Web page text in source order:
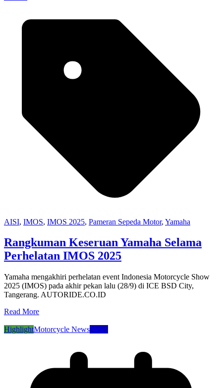
AISI, IMOS, IMOS 2025, Pameran Sepeda Motor, Yamaha
Rangkuman Keseruan Yamaha Selama
Perhelatan IMOS 2025
Yamaha mengakhiri perhelatan event Indonesia Motorcycle Show
2025 (IMOS) pada akhir pekan lalu (28/9) di ICE BSD City,
Tangerang. AUTORIDE.CO.ID
Read More
HighlightMotorcycle NewsNews